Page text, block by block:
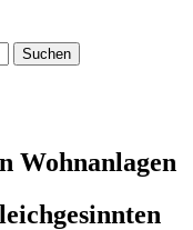
Wohnanlagen